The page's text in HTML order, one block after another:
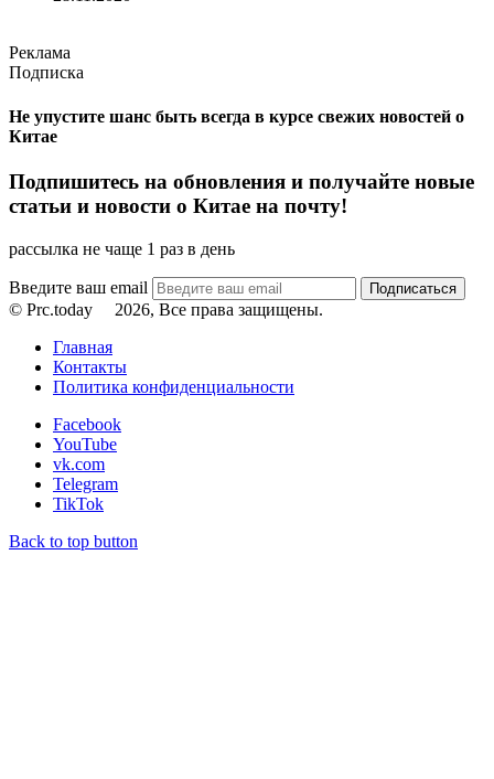
Реклама
Подписка
Не упустите шанс быть всегда в курсе свежих новостей о
Китае
Подпишитесь на обновления и получайте новые
статьи и новости о Китае на почту!
рассылка не чаще 1 раз в день
Введите ваш email
© Prc.today
2026, Все права защищены.
Главная
Контакты
Политика конфиденциальности
Facebook
YouTube
vk.com
Telegram
TikTok
Back to top button